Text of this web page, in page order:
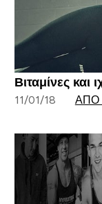
Βιταμίνες και
11/01/18 ΑΠΌ